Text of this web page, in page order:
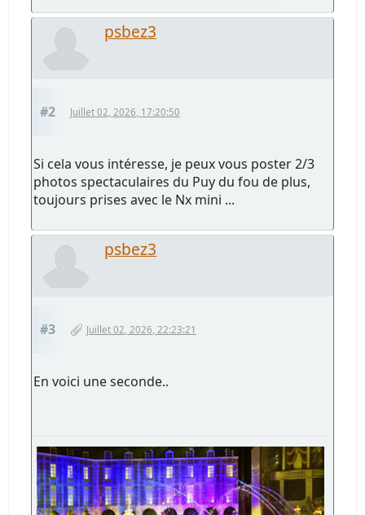
psbez3
#2 Juillet 02, 2026, 17:20:50
Si cela vous intéresse, je peux vous poster 2/3
photos spectaculaires du Puy du fou de plus,
toujours prises avec le Nx mini ...
psbez3
#3 Juillet 02, 2026, 22:23:21
En voici une seconde..